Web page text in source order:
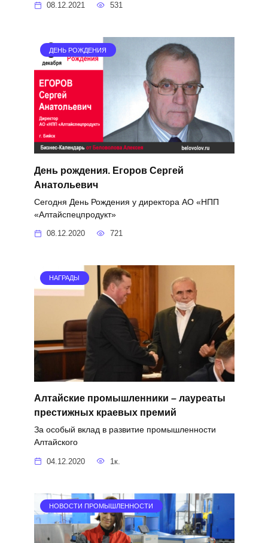
08.12.2021 531
ДЕНЬ РОЖДЕНИЯ
День рождения. Егоров Сергей
Анатольевич
Сегодня День Рождения у директора АО «НПП
«Алтайспецпродукт»
08.12.2020 721
НАГРАДЫ
Алтайские промышленники – лауреаты
престижных краевых премий
За особый вклад в развитие промышленности
Алтайского
04.12.2020 1к.
НОВОСТИ ПРОМЫШЛЕННОСТИ